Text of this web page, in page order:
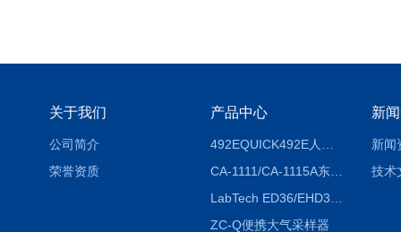
关于我们
公司简介
荣誉资质
产品中心
CA-1111/CA-1115A东京理化EYELA CA-1111/CA-1115A冷却水循环装置
ZC-Q便携大气采样器
新
新闻
技术